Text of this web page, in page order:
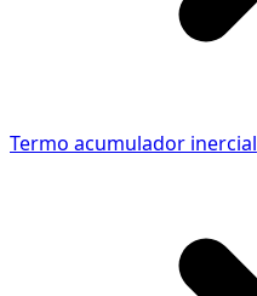
Termo acumulador inercial